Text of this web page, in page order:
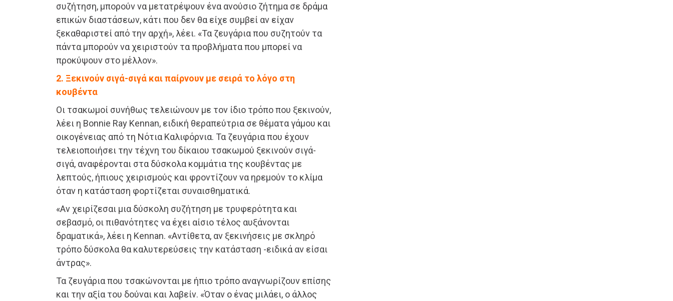
συζήτηση, μπορούν να μετατρέψουν ένα ανούσιο ζήτημα σε δράμα
επικών διαστάσεων, κάτι που δεν θα είχε συμβεί αν είχαν
ξεκαθαριστεί από την αρχή», λέει. «Τα ζευγάρια που συζητούν τα
πάντα μπορούν να χειριστούν τα προβλήματα που μπορεί να
προκύψουν στο μέλλον».
2. Ξεκινούν σιγά-σιγά και παίρνουν με σειρά το λόγο στη
κουβέντα
Οι τσακωμοί συνήθως τελειώνουν με τον ίδιο τρόπο που ξεκινούν,
λέει η Bonnie Ray Kennan, ειδική θεραπεύτρια σε θέματα γάμου και
οικογένειας από τη Νότια Καλιφόρνια. Τα ζευγάρια που έχουν
τελειοποιήσει την τέχνη του δίκαιου τσακωμού ξεκινούν σιγά-
σιγά, αναφέρονται στα δύσκολα κομμάτια της κουβέντας με
λεπτούς, ήπιους χειρισμούς και φροντίζουν να ηρεμούν το κλίμα
όταν η κατάσταση φορτίζεται συναισθηματικά.
«Αν χειρίζεσαι μια δύσκολη συζήτηση με τρυφερότητα και
σεβασμό, οι πιθανότητες να έχει αίσιο τέλος αυξάνονται
δραματικά», λέει η Kennan. «Αντίθετα, αν ξεκινήσεις με σκληρό
τρόπο δύσκολα θα καλυτερεύσεις την κατάσταση -ειδικά αν είσαι
άντρας».
Τα ζευγάρια που τσακώνονται με ήπιο τρόπο αναγνωρίζουν επίσης
και την αξία του δούναι και λαβείν. «Όταν ο ένας μιλάει, ο άλλος